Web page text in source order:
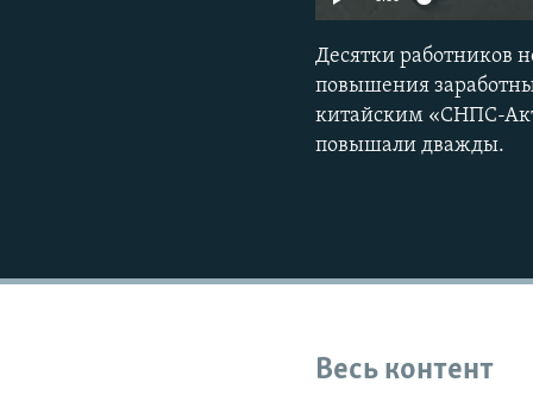
Десятки работников
повышения
китайским «СНПС-
повышали дважды.
Весь контент